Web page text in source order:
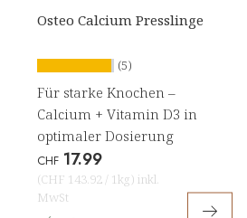
Osteo Calcium Presslinge
(5)
Für starke Knochen –
Calcium + Vitamin D3 in
optimaler Dosierung
CHF 17.99
(CHF 143.92 / 1kg) inkl.
MwSt